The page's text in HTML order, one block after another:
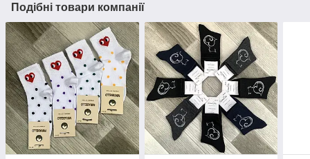
Подібні товари компанії